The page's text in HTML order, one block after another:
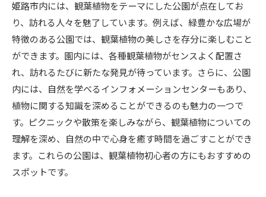
姫路市内には、観葉植物をテーマにした公園が点在してお
り、訪れる人々を魅了しています。例えば、緑豊かな広場が
特徴のある公園では、観葉植物の美しさを存分に楽しむこと
ができます。園内には、各種観葉植物がセンスよく配置さ
れ、訪れるたびに新たな発見が待っています。さらに、公園
内には、自然を学べるインフォメーションセンターもあり、
植物に関する知識を深めることができるのも魅力の一つで
す。ピクニックや散策を楽しみながら、観葉植物についての
理解を深め、自然の中で心身を癒す時間を過ごすことができ
ます。これらの公園は、観葉植物初心者の方にもおすすめの
スポットです。